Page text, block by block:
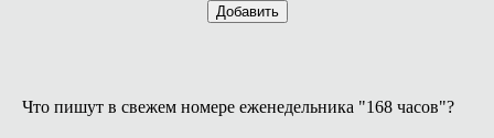
Добавить
Что пишут в свежем номере еженедельника "168 часов"?